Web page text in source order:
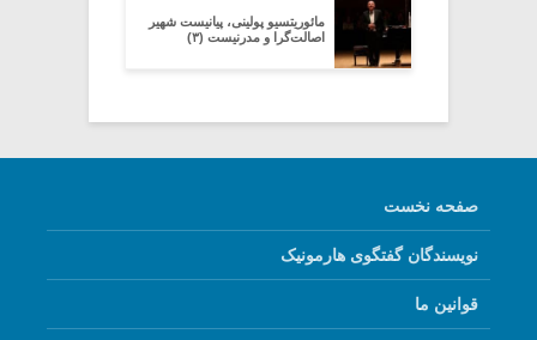
مائوریتسیو پولینی، پیانیست شهیر
اصالت‌گرا و مدرنیست (۳)
صفحه نخست
نویسندگان گفتگوی هارمونیک
قوانین ما